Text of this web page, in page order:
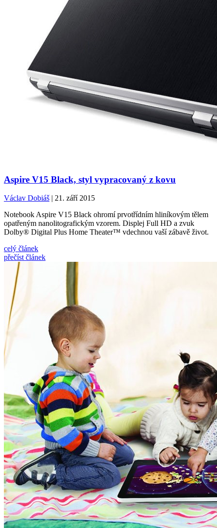
Aspire V15 Black, styl vypracovaný z kovu
Václav Dobiáš | 21. září 2015
Notebook Aspire V15 Black ohromí prvotřídním hliníkovým tělem
opatřeným nanolitografickým vzorem. Displej Full HD a zvuk
Dolby® Digital Plus Home Theater™ vdechnou vaší zábavě život.
celý článek
přečíst článek